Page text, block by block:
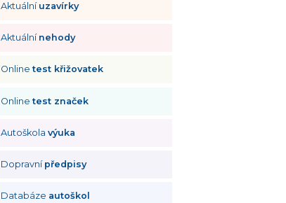
Aktuální uzavírky
Aktuální nehody
Onlinetest křižovatek
Onlinetest značek
Autoškolavýuka
Dopravní předpisy
Databáze autoškol